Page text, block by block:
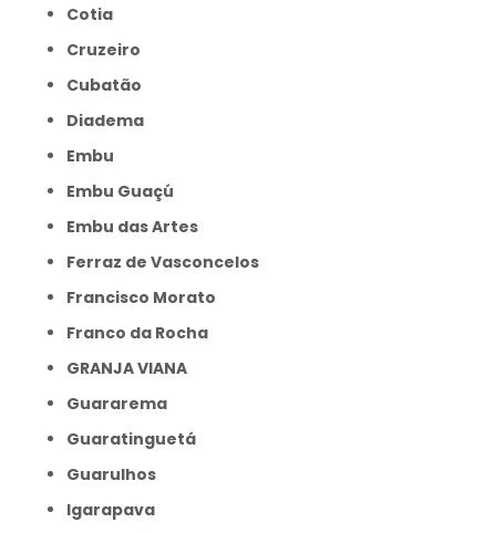
Cotia
Cruzeiro
Cubatão
Diadema
Embu
Embu Guaçú
Embu das Artes
Ferraz de Vasconcelos
Francisco Morato
Franco da Rocha
GRANJA VIANA
Guararema
Guaratinguetá
Guarulhos
Igarapava